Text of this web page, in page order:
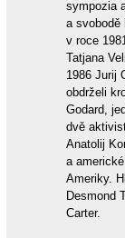
sympozia
a svobodě
v roce
Tatjana
1986 Jurij
obdrželi
Godard,
dvě
Anatolij
a
Ameriky.
Desmond
Carter.